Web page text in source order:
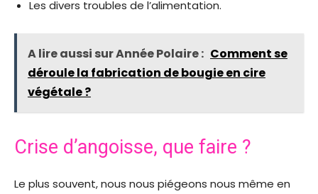
Les divers troubles de l’alimentation.
A lire aussi sur Année Polaire : Comment se
déroule la fabrication de bougie en cire
végétale ?
Crise d’angoisse, que faire ?
Le plus souvent, nous nous piégeons nous même en